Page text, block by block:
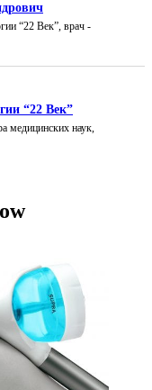
“22 Век”, врач -
“22 Век”
медицинских наук,